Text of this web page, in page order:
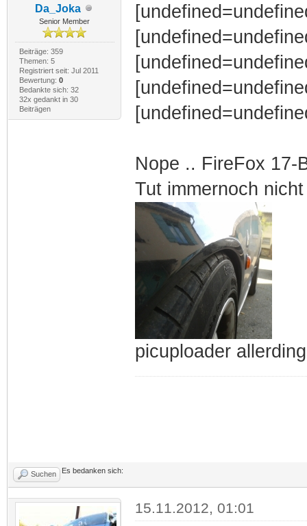
Da_Joka
Senior Member
Beiträge: 359
Themen: 5
Registriert seit: Jul 2011
Bewertung: 0
Bedankte sich: 32
32x gedankt in 30
Beiträgen
Nope .. FireFox 17-
Tut immernoch
picuploader
Suchen Es bedanken sich:
15.11.2012, 01:01